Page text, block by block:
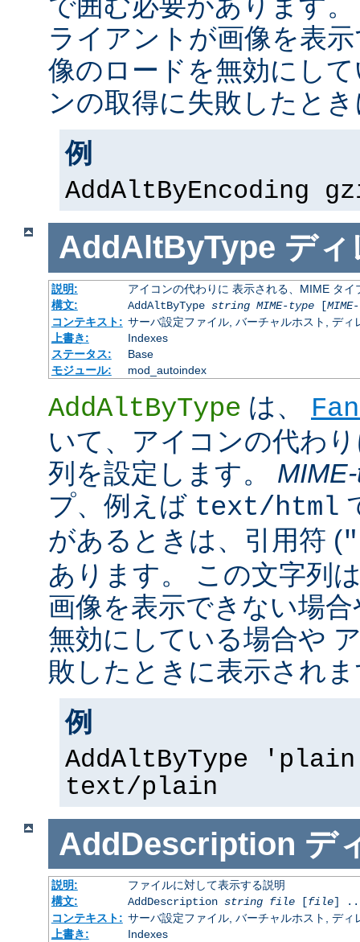
ライアントが画像を表
像のロードを無効にし
ンの取得に失敗したと
例
AddAltByEncoding
AddAltByType ディ
説明:
アイコンの代わりに 表示される、MIME タ
構文:
AddAltByType string MIME-type[
コンテキスト: サーバ設定ファイル, バーチャルホスト, ディ
上書き:
Indexes
ステータス:
Base
モジュール:
mod_autoindex
AddAltByType は、
いて、アイコンの代わ
列を設定します。
プ、例えば text/html
があるときは、引用符 ("
あります。 この文字列
画像を表示できない場
無効にしている場合や
敗したときに表示され
例
AddAltByType
text/plain
AddDescription デ
説明:
ファイルに対して表示する説明
構文:
AddDescription string file[file]
コンテキスト: サーバ設定ファイル, バーチャルホスト, ディ
上書き:
Indexes